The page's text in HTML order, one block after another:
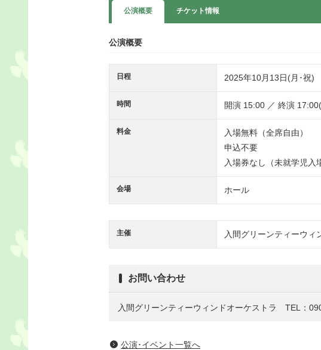
公演概要 チケット情報
公演概要
日程 2025年10月13日(月･祝)
時間 開演 15:00 ／ 終演
料金
入場無料（全席自由）
申込不要
入場券なし（未就学児入
会場 ホール
主催 入間グリーンティーウィ
お問い合わせ
入間グリーンティーウィンドオーケストラ TEL：
公演･イベント一覧へ